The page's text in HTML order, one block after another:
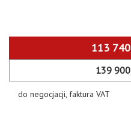
113 740
139 900
do negocjacji, faktura VAT